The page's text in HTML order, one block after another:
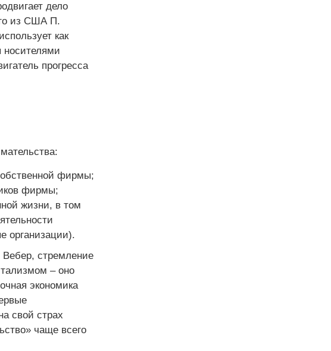
дело
из США П.
как
носителями
прогресса
фирмы;
фирмы;
жизни, в том
организации).
стремление
– оно
экономика
свой страх
чаще всего